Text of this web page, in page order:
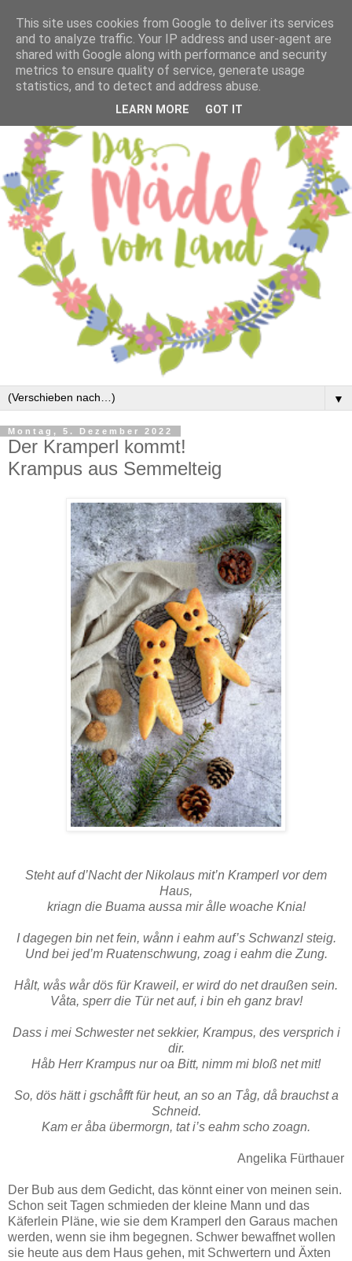
▼
Montag, 5. Dezember 2022
Der Kramperl kommt!
Krampus aus Semmelteig
Steht auf d’Nacht der Nikolaus mit’n Kramperl vor dem
Haus,
kriagn die Buama aussa mir ålle woache Knia!
I dagegen bin net fein, wånn i eahm auf’s Schwanzl steig.
Und bei jed’m Ruatenschwung, zoag i eahm die Zung.
Hålt, wås wår dös für Kraweil, er wird do net draußen sein.
Våta, sperr die Tür net auf, i bin eh ganz brav!
Dass i mei Schwester net sekkier, Krampus, des versprich i
dir.
Håb Herr Krampus nur oa Bitt, nimm mi bloß net mit!
So, dös hätt i gschåfft für heut, an so an Tåg, då brauchst a
Schneid.
Kam er åba übermorgn, tat i’s eahm scho zoagn.
Angelika Fürthauer
Der Bub aus dem Gedicht, das könnt einer von meinen sein.
Schon seit Tagen schmieden der kleine Mann und das
Käferlein Pläne, wie sie dem Kramperl den Garaus machen
werden, wenn sie ihm begegnen. Schwer bewaffnet wollen
sie heute aus dem Haus gehen, mit Schwertern und Äxten
This site uses cookies from Google to deliver its services
and to analyze traffic. Your IP address and user-agent are
shared with Google along with performance and security
metrics to ensure quality of service, generate usage
statistics, and to detect and address abuse.
LEARN MORE GOT IT